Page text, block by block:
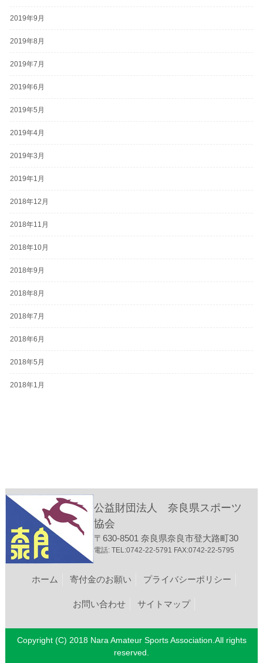
2019年9月
2019年8月
2019年7月
2019年6月
2019年5月
2019年4月
2019年3月
2019年1月
2018年12月
2018年11月
2018年10月
2018年9月
2018年8月
2018年7月
2018年6月
2018年5月
2018年1月
公益財団法人 奈良県スポーツ
協会
〒630-8501 奈良県奈良市登大路町30
電話: TEL:0742-22-5791 FAX:0742-22-5795
ホーム 寄付金のお願い プライバシーポリシー
お問い合わせ サイトマップ
Copyright (C) 2018 Nara Amateur Sports Association.All rights
reserved.